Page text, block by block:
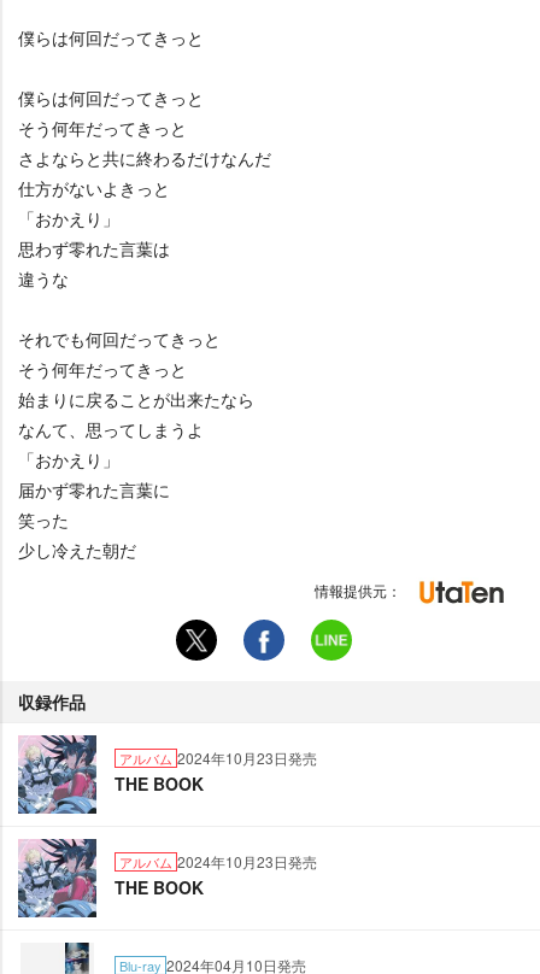
僕らは何回だってきっと
僕らは何回だってきっと
そう何年だってきっと
さよならと共に終わるだけなんだ
仕方がないよきっと
「おかえり」
思わず零れた言葉は
違うな
それでも何回だってきっと
そう何年だってきっと
始まりに戻ることが出来たなら
なんて、思ってしまうよ
「おかえり」
届かず零れた言葉に
笑った
少し冷えた朝だ
情報提供元：
収録作品
アルバム 2024年10月23日発売
THE BOOK
アルバム 2024年10月23日発売
THE BOOK
Blu-ray 2024年04月10日発売